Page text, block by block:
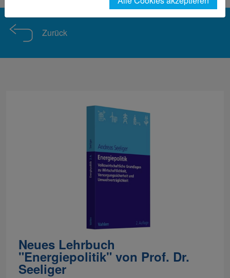
Zurück
Neues Lehrbuch
"Energiepolitik" von Prof. Dr.
Seeliger